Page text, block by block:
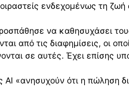
ενδεχομένως τη
να καθησυχάσει
από τις διαφημίσεις, οι
σε αυτές. Έχει επίσης
AI «ανησυχούν ότι η πώληση